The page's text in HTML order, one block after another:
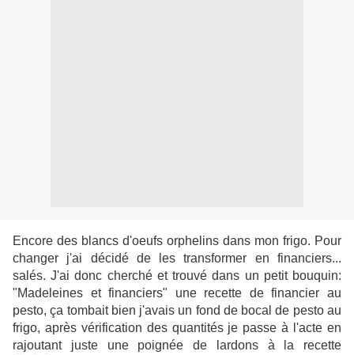
Encore des blancs d'oeufs orphelins dans mon frigo. Pour
changer j'ai décidé de les transformer en financiers...
salés. J'ai donc cherché et trouvé dans un petit bouquin:
"Madeleines et financiers" une recette de financier au
pesto, ça tombait bien j'avais un fond de bocal de pesto au
frigo, après vérification des quantités je passe à l'acte en
rajoutant juste une poignée de lardons à la recette